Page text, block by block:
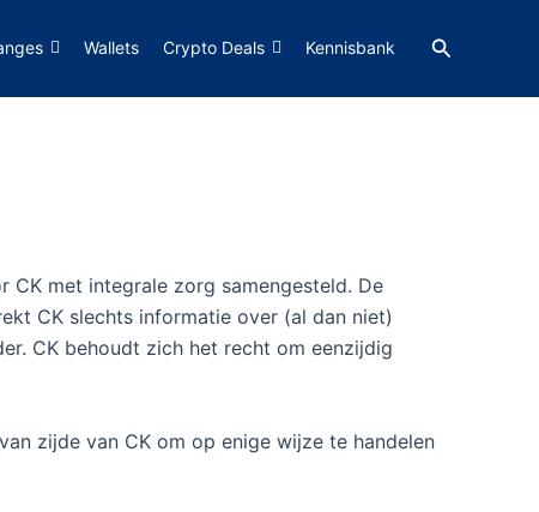
Wallets Crypto Deals Kennisbank Zoeken
met integrale zorg samengesteld. De
CK slechts informatie over (al dan niet)
CK behoudt zich het recht om eenzijdig
zijde van CK om op enige wijze te handelen